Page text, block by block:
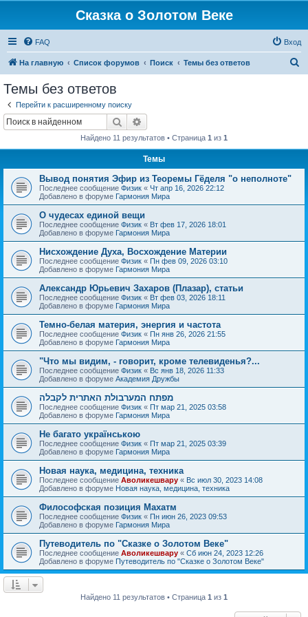
Сказка о Золотом Веке
FAQ Вход
На главную Список форумов Поиск Темы без ответов
Темы без ответов
Перейти к расширенному поиску
Поиск
Найдено 11 результатов • Страница 1 из 1
Темы
Вывод понятия Эфир из Теоремы Гёделя "о неполноте"
Последнее сообщение Физик « Чт апр 16, 2026 22:12
Добавлено в форуме Гармония Мира
О чудесах единой вещи
Последнее сообщение Физик « Вт фев 17, 2026 18:01
Добавлено в форуме Гармония Мира
Нисхождение Духа, Восхождение Материи
Последнее сообщение Физик « Пн фев 09, 2026 03:10
Добавлено в форуме Гармония Мира
Александр Юрьевич Захаров (Плазар), статьи
Последнее сообщение Физик « Вт фев 03, 2026 18:11
Добавлено в форуме Гармония Мира
Темно-белая материя, энергия и частота
Последнее сообщение Физик « Пн янв 26, 2026 21:55
Добавлено в форуме Гармония Мира
"Что мы видим, - говорит, кроме телевиденья?...
Последнее сообщение Физик « Вс янв 18, 2026 11:33
Добавлено в форуме Академия Дружбы
מפתח המערבולת האתרית לקבלה
Последнее сообщение Физик « Пт мар 21, 2025 03:58
Добавлено в форуме Гармония Мира
Не багато українською
Последнее сообщение Физик « Пт мар 21, 2025 03:39
Добавлено в форуме Гармония Мира
Новая наука, медицина, техника
Последнее сообщение Аволикешвару « Вс июл 30, 2023 14:08
Добавлено в форуме Новая наука, медицина, техника
Философская позиция Махатм
Последнее сообщение Физик « Пн июн 26, 2023 09:53
Добавлено в форуме Гармония Мира
Путеводитель по "Сказке о Золотом Веке"
Последнее сообщение Аволикешвару « Сб июн 24, 2023 12:26
Добавлено в форуме Путеводитель по "Сказке о Золотом Веке"
Найдено 11 результатов • Страница 1 из 1